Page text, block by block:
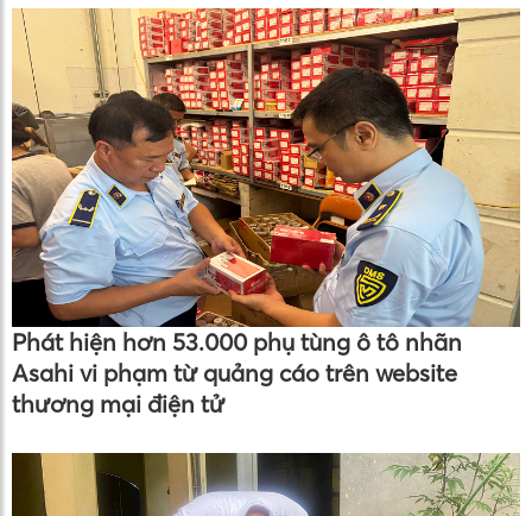
Phát hiện hơn 53.000 phụ tùng ô tô nhãn
Asahi vi phạm từ quảng cáo trên website
thương mại điện tử